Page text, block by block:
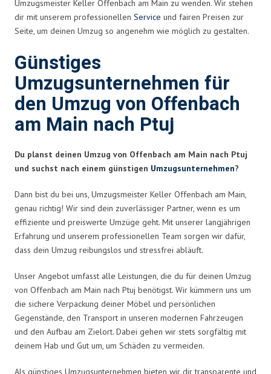
Umzugsmeister Keller Offenbach am Main zu wenden. Wir stehen
dir mit unserem professionellen Service und fairen Preisen zur
Seite, um deinen Umzug so angenehm wie möglich zu gestalten.
Günstiges
Umzugsunternehmen für
den Umzug von Offenbach
am Main nach Ptuj
Du planst deinen Umzug von Offenbach am Main nach Ptuj
und suchst nach einem günstigen Umzugsunternehmen?
Dann bist du bei uns, Umzugsmeister Keller Offenbach am Main,
genau richtig! Wir sind dein zuverlässiger Partner, wenn es um
effiziente und preiswerte Umzüge geht. Mit unserer langjährigen
Erfahrung und unserem professionellen Team sorgen wir dafür,
dass dein Umzug reibungslos und stressfrei abläuft.
Unser Angebot umfasst alle Leistungen, die du für deinen Umzug
von Offenbach am Main nach Ptuj benötigst. Wir kümmern uns um
die sichere Verpackung deiner Möbel und persönlichen
Gegenstände, den Transport in unseren modernen Fahrzeugen
und den Aufbau am Zielort. Dabei gehen wir stets sorgfältig mit
deinem Hab und Gut um, um Schäden zu vermeiden.
Als günstiges Umzugsunternehmen bieten wir dir transparente und